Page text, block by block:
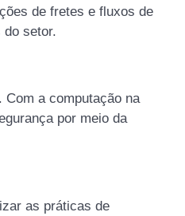
de fretes e fluxos de
do setor.
Com a computação na
por meio da
as práticas de